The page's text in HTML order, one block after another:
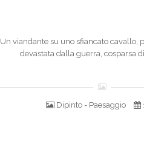
Un viandante su uno sfiancato cavallo,
devastata dalla guerra, cosparsa
Dipinto - Paesaggio